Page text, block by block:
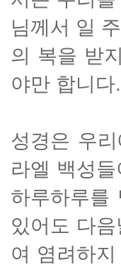
님께서 일
의 복을 받
야만 합니다.
성경은 우
라엘 백성
하루하루를
있어도 다
여 염려하